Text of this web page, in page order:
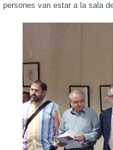
persones van estar a la sala